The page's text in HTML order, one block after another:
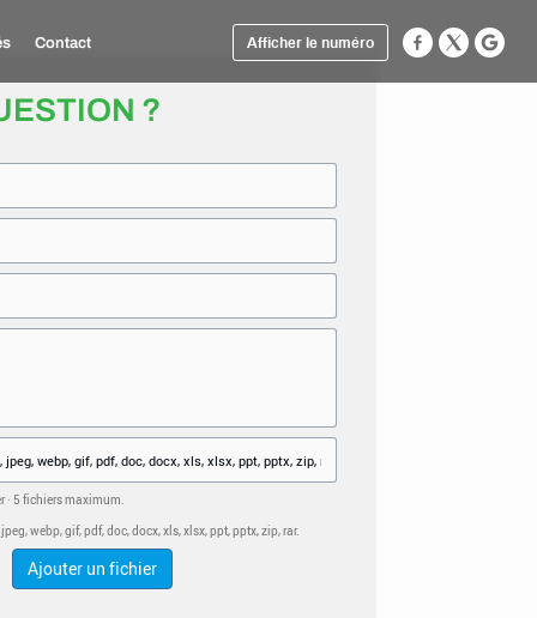
Contact Afficher le numéro
?
· 5 fichiers maximum.
webp, gif, pdf, doc, docx, xls, xlsx, ppt, pptx, zip, rar.
Ajouter un fichier